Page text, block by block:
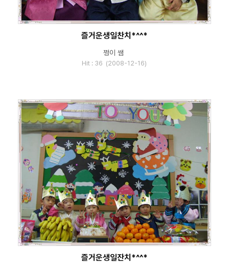
즐거운생일찬치*^^*
쩡이 쌤
Hit : 36 (2008-12-16)
즐거운생일잔치*^^*